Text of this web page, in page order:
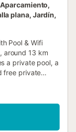
plana, Jardín,
Pool & Wifi
around 13 km
a private pool, a
free private